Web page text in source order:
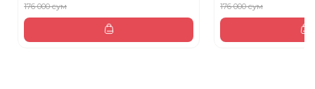
176 000 сум 176 000 сум